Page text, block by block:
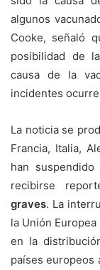
algunos
Cooke, señaló
posibilidad de
causa de la
incidentes
La noticia se
Francia, Italia,
han
recibirse
graves. La
la Unión
en la
países europeos